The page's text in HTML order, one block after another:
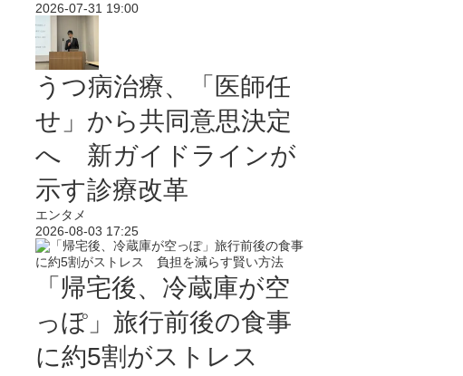
2026-07-31 19:00
うつ病治療、「医師任
せ」から共同意思決定
へ 新ガイドラインが
示す診療改革
エンタメ
2026-08-03 17:25
「帰宅後、冷蔵庫が空
っぽ」旅行前後の食事
に約5割がストレス